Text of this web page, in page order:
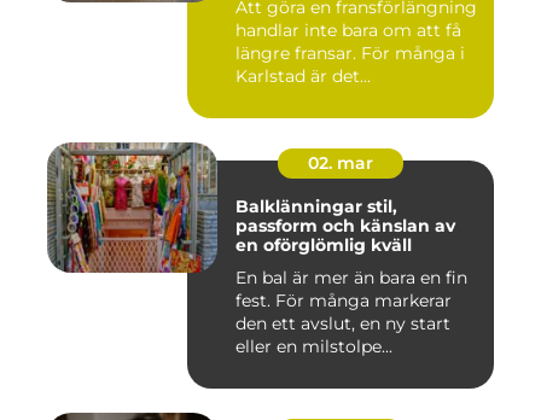
Att göra en fransförlängning
handlar inte bara om att få
längre fransar. För många i
Karlstad är det...
02. mar
Balklänningar stil,
passform och känslan av
en oförglömlig kväll
En bal är mer än bara en fin
fest. För många markerar
den ett avslut, en ny start
eller en milstolpe...